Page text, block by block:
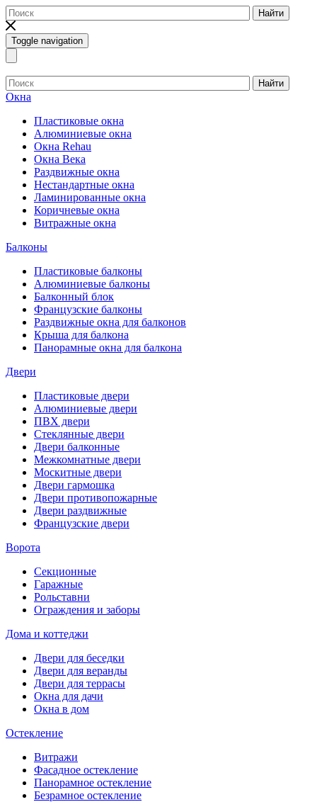
Найти
Toggle navigation
Найти
Окна
Пластиковые окна
Алюминиевые окна
Окна Rehau
Окна Века
Раздвижные окна
Нестандартные окна
Ламинированные окна
Коричневые окна
Витражные окна
Балконы
Пластиковые балконы
Алюминиевые балконы
Балконный блок
Французские балконы
Раздвижные окна для балконов
Крыша для балкона
Панорамные окна для балкона
Двери
Пластиковые двери
Алюминиевые двери
ПВХ двери
Стеклянные двери
Двери балконные
Межкомнатные двери
Москитные двери
Двери гармошка
Двери противопожарные
Двери раздвижные
Французские двери
Ворота
Секционные
Гаражные
Рольставни
Ограждения и заборы
Дома и коттеджи
Двери для беседки
Двери для веранды
Двери для террасы
Окна для дачи
Окна в дом
Остекление
Витражи
Фасадное остекление
Панорамное остекление
Безрамное остекление